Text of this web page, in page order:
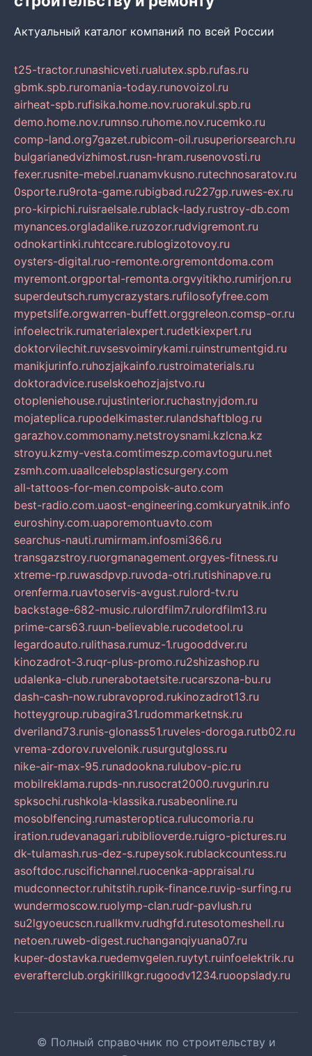
Актуальный каталог компаний по всей России
t25-tractor.runashicveti.rualutex.spb.rufas.ru
gbmk.spb.ruromania-today.runovoizol.ru
airheat-spb.rufisika.home.nov.ruorakul.spb.ru
demo.home.nov.rumnso.ruhome.nov.rucemko.ru
comp-land.org7gazet.rubicom-oil.rusuperiorsearch.ru
bulgarianedvizhimost.rusn-hram.rusenovosti.ru
fexer.rusnite-mebel.ruanamvkusno.rutechnosaratov.ru
0sporte.ru9rota-game.rubigbad.ru227gp.ruwes-ex.ru
pro-kirpichi.ruisraelsale.rublack-lady.rustroy-db.com
mynances.orgladalike.ruzozor.rudvigremont.ru
odnokartinki.ruhtccare.rublogizotovoy.ru
oysters-digital.ruo-remonte.orgremontdoma.com
myremont.orgportal-remonta.orgvyitikho.rumirjon.ru
superdeutsch.rumycrazystars.rufilosofyfree.com
mypetslife.orgwarren-buffett.orggreleon.comsp-or.ru
infoelectrik.rumaterialexpert.rudetkiexpert.ru
doktorvilechit.ruvsesvoimirykami.ruinstrumentgid.ru
manikjurinfo.ruhozjajkainfo.rustroimaterials.ru
doktoradvice.ruselskoehozjajstvo.ru
otopleniehouse.rujustinterior.ruchastnyjdom.ru
mojateplica.rupodelkimaster.rulandshaftblog.ru
garazhov.commonamy.netstroysnami.kzlcna.kz
stroyu.kzmy-vesta.comtimeszp.comavtoguru.net
zsmh.com.uaallcelebsplasticsurgery.com
all-tattoos-for-men.compoisk-auto.com
best-radio.com.uaost-engineering.comkuryatnik.info
euroshiny.com.uaporemontuavto.com
searchus-nauti.rumirmam.infosmi366.ru
transgazstroy.ruorgmanagement.orgyes-fitness.ru
xtreme-rp.ruwasdpvp.ruvoda-otri.rutishinapve.ru
orenferma.ruavtoservis-avgust.rulord-tv.ru
backstage-682-music.rulordfilm7.rulordfilm13.ru
prime-cars63.ruun-believable.rucodetool.ru
legardoauto.rulithasa.rumuz-1.rugooddver.ru
kinozadrot-3.ruqr-plus-promo.ru2shizashop.ru
udalenka-club.runerabotaetsite.rucarszona-bu.ru
dash-cash-now.rubravoprod.rukinozadrot13.ru
hotteygroup.rubagira31.rudommarketnsk.ru
dveriland73.runis-glonass51.ruveles-doroga.rutb02.ru
vrema-zdorov.ruvelonik.rusurgutgloss.ru
nike-air-max-95.runadookna.rulubov-pic.ru
mobilreklama.rupds-nn.rusocrat2000.ruvgurin.ru
spksochi.rushkola-klassika.rusabeonline.ru
mosoblfencing.rumasteroptica.rulucomoria.ru
iration.rudevanagari.rubiblioverde.ruigro-pictures.ru
dk-tulamash.rus-dez-s.rupeysok.rublackcountess.ru
asoftdoc.ruscifichannel.ruocenka-appraisal.ru
mudconnector.ruhitstih.rupik-finance.ruvip-surfing.ru
wundermoscow.ruolymp-clan.rudr-pavlush.ru
su2lgyoeucscn.ruallkmv.rudhgfd.rutesotomeshell.ru
netoen.ruweb-digest.ruchanganqiyuana07.ru
kuper-dostavka.ruedemvgelen.ruytyt.ruinfoelektrik.ru
everafterclub.orgkirillkgr.rugoodv1234.ruoopslady.ru
© Полный справочник по строительству и